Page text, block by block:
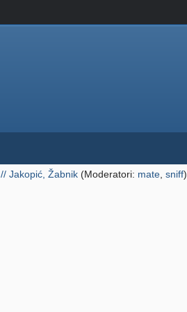
// Jakopić, Žabnik (Moderatori: mate sniff)